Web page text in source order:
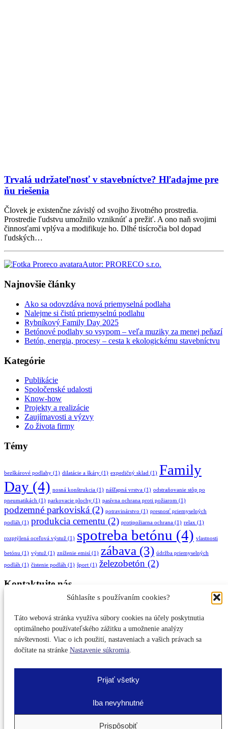
Súhlasíte s používaním cookies?
Táto webová stránka využíva súbory cookies na účely poskytnutia
optimálneho používateľského zážitku a umožnenie analýzy
návštevnosti. Viac o ich použití, nastaveniach a vašich právach sa
dočítate na stránke Nastavenie súkromia.
Prijať všetky
Iba nevyhnutné
Prispôsobiť
Trvalá udržateľnosť v stavebníctve? Hľadajme pre
ňu riešenia
Človek je existenčne závislý od svojho životného prostredia.
Prostredie ľudstvu umožnilo vzniknúť a prežiť. A ono naň svojimi
činnosťami vplýva a modifikuje ho. Dlhé tisícročia bol dopad
ľudských…
Autor: PRORECO s.r.o.
Najnovšie články
Ako sa odovzdáva nová priemyselná podlaha
Nalejme si čistú priemyselnú podlahu
Rybníkový Family Day 2025
Betónové podlahy so vsypom – veľa muziky za menej peňazí
Betón, energia, procesy – cesta k ekologickému stavebníctvu
Kategórie
Publikácie
Spoločenské udalosti
Know-how
Projekty a realizácie
Zaujímavosti a výzvy
Zo života firmy
Témy
bezškárové podlahy (1) dilatácie a škáry (1) expedičný sklad (1) Family
Day (4) nosná konštrukcia (1) nášľapná vrstva (1) odstraňovanie stôp po
pneumatikách (1) parkovacie plochy (1) pasívna ochrana proti požiarom (1)
podzemné parkoviská (2) potravinárstvo (1) presnosť priemyselných
podláh (1) produkcia cementu (2) protipožiarna ochrana (1) relax (1)
rozptýlená oceľová výstuž (1) spotreba betónu (4) vlastnosti
betónu (1) výstuž (1) zníženie emisí (1) zábava (3) údržba priemyselných
podláh (1) čistenie podláh (1) šport (1) železobetón (2)
Kontaktujte nás
Definuje nás kvalitné strojné vybavenie, stabilný ľudský
chémie a technológií. Hľadáte spoľahlivého dodávateľa
priemyselnej podlahy?
kontaktujte nás
Ochrana osobných údajov , Newsletter
When autocomplete results are available use up and down arrows to